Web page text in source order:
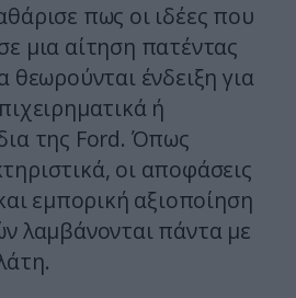
πως οι ιδέες που
μια αίτηση πατέντας
θεωρούνται ένδειξη για
ή
της Ford. Όπως
οι αποφάσεις
εμπορική αξιοποίηση
λαμβάνονται πάντα με